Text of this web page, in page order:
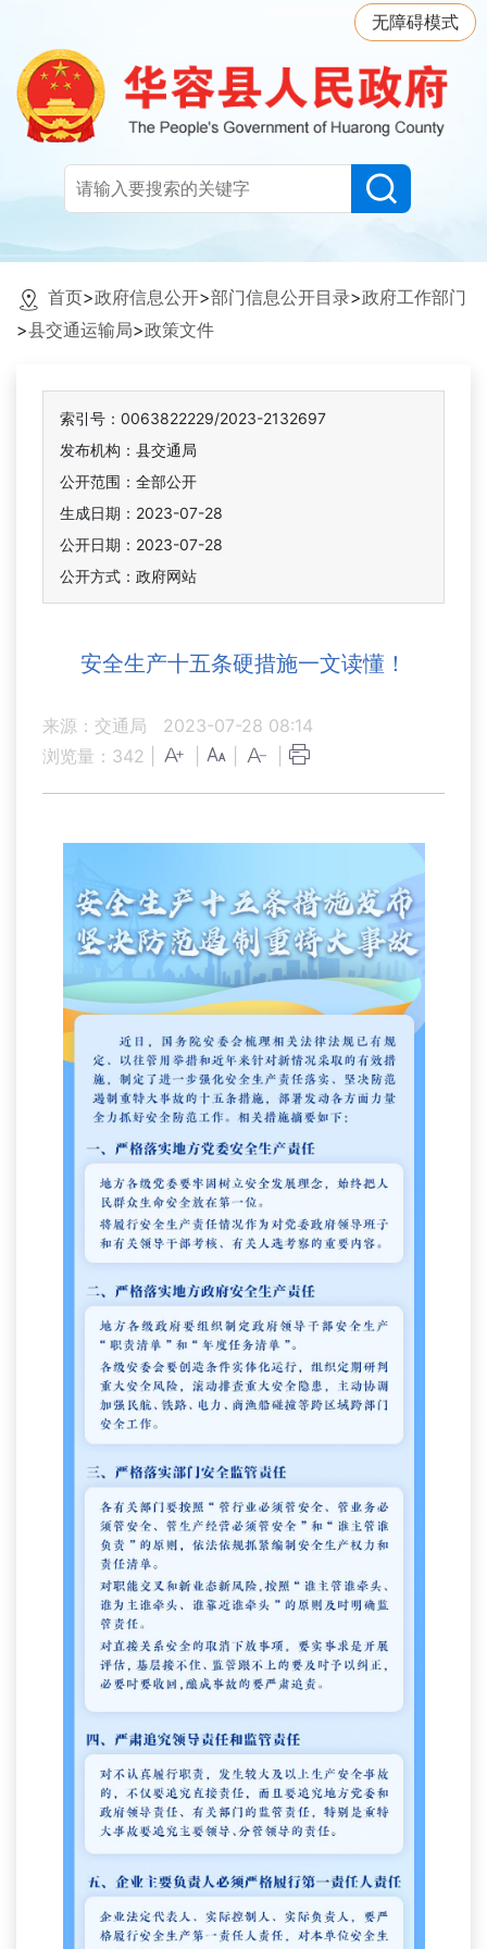
无障碍模式
首页>政府信息公开>部门信息公开目录>政府工作部门
>县交通运输局>政策文件
索引号：0063822229/2023-2132697
发布机构：县交通局
公开范围：全部公开
生成日期：2023-07-28
公开日期：2023-07-28
公开方式：政府网站
安全生产十五条硬措施一文读懂！
来源：交通局
2023-07-28 08:14
浏览量： 342